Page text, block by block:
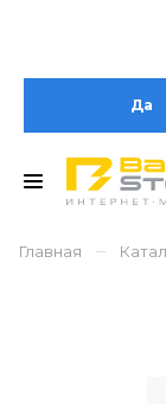
Да
Главная –